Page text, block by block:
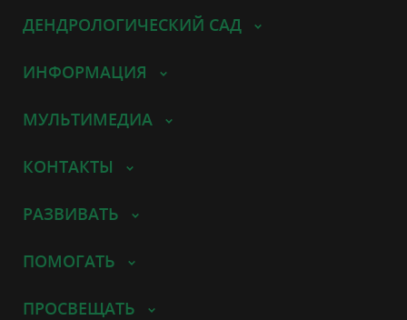
ДЕНДРОЛОГИЧЕСКИЙ САД
ИНФОРМАЦИЯ
МУЛЬТИМЕДИА
КОНТАКТЫ
РАЗВИВАТЬ
ПОМОГАТЬ
ПРОСВЕЩАТЬ